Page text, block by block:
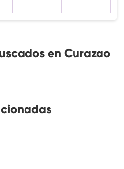
en Curazao